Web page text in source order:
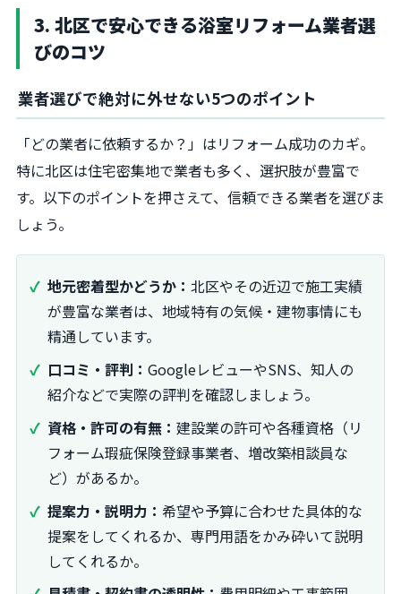
3. 北区で安心できる浴室リフォーム業者選
びのコツ
業者選びで絶対に外せない5つのポイント
「どの業者に依頼するか？」はリフォーム成功のカギ。
特に北区は住宅密集地で業者も多く、選択肢が豊富で
す。以下のポイントを押さえて、信頼できる業者を選びま
しょう。
地元密着型かどうか： 北区やその近辺で施工実績
が豊富な業者は、地域特有の気候・建物事情にも
精通しています。
口コミ・評判： GoogleレビューやSNS、知人の
紹介などで実際の評判を確認しましょう。
資格・許可の有無： 建設業の許可や各種資格（リ
フォーム瑕疵保険登録事業者、増改築相談員な
ど）があるか。
提案力・説明力： 希望や予算に合わせた具体的な
提案をしてくれるか、専門用語をかみ砕いて説明
してくれるか。